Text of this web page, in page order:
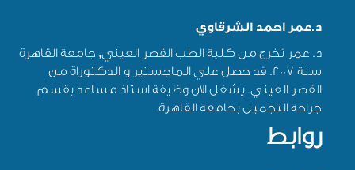
روابط
د.عمر احمد الشرقاوي
د. عمر تخرج من كلية الطب القصر العيني, جامعة القاهرة
سنة 2007. قد حصل علي الماجستير و الدكتوراة من
القصر العيني. يشغل الان وظيفة استاذ مساعد بقسم
جراحة التجميل بجامعة القاهرة.